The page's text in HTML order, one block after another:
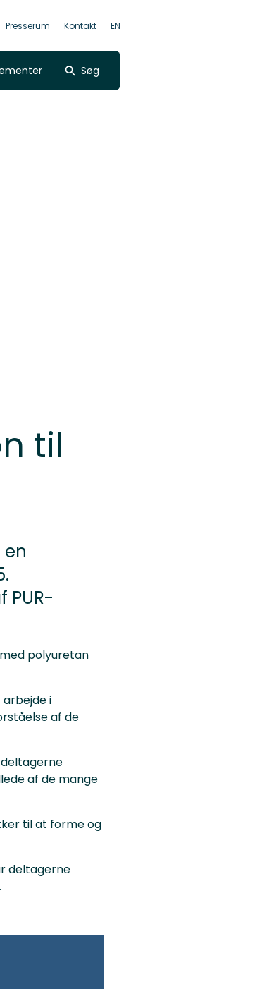
Presserum Kontakt EN
Søg
til
en
PUR-
polyuretan
i
af de
deltagerne
af de mange
til at forme og
deltagerne